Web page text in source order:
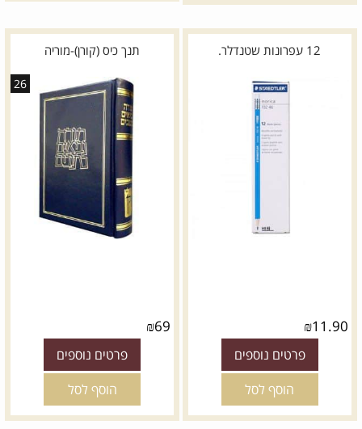
12 עפרונות שטנדלר.
₪11.90
פרטים נוספים
הוסף לסל
תנך כיס (קורן)-מוריה
26
₪69
פרטים נוספים
הוסף לסל